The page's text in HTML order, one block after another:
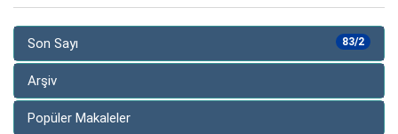
83/2
Son Sayı
Arşiv
Popüler Makaleler